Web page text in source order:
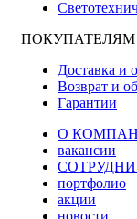
ПОКУПАТЕЛЯМ
Доставка и
Возврат и
Гарантии
О
вакансии
портфолио
акции
новости